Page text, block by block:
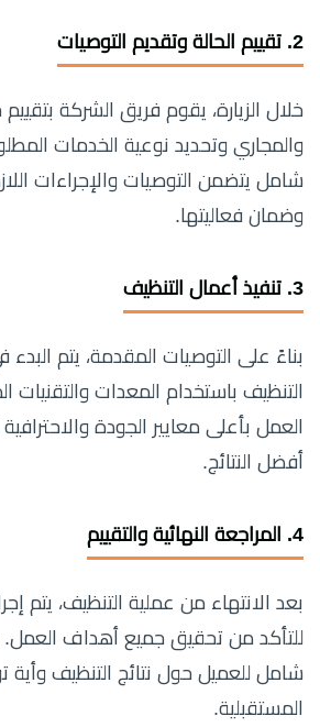
2. تقييم الحالة وتقديم التوصيات
خلال الزيارة، يقوم فريق الشركة بتقييم
والمجاري وتحديد نوعية الخدمات
شامل يتضمن التوصيات والإجراءات
وضمان فعاليتها.
3. تنفيذ أعمال التنظيف
بناءً على التوصيات المقدمة، يتم البدء
التنظيف باستخدام المعدات والتقنيات
العمل بأعلى معايير الجودة
أفضل النتائج.
4. المراجعة النهائية والتقييم
بعد الانتهاء من عملية التنظيف، يتم
للتأكد من تحقيق جميع أهداف العمل.
شامل للعميل حول نتائج التنظيف وأية
المستقبلية.